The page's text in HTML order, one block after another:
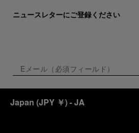
ニュースレターにご登録ください
Japan (JPY ￥)- JA